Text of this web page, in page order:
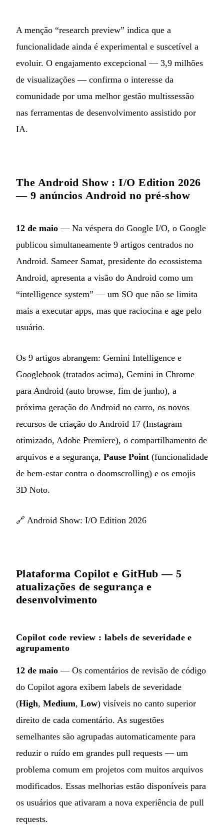
A menção “research preview” indica que a
funcionalidade ainda é experimental e suscetível a
evoluir. O engajamento excepcional — 3,9 milhões
de visualizações — confirma o interesse da
comunidade por uma melhor gestão multissessão
nas ferramentas de desenvolvimento assistido por
IA.
The Android Show : I/O Edition 2026
— 9 anúncios Android no pré-show
12 de maio — Na véspera do Google I/O, o Google
publicou simultaneamente 9 artigos centrados no
Android. Sameer Samat, presidente do ecossistema
Android, apresenta a visão do Android como um
“intelligence system” — um SO que não se limita
mais a executar apps, mas que raciocina e age pelo
usuário.
Os 9 artigos abrangem: Gemini Intelligence e
Googlebook (tratados acima), Gemini in Chrome
para Android (auto browse, fim de junho), a
próxima geração do Android no carro, os novos
recursos de criação do Android 17 (Instagram
otimizado, Adobe Premiere), o compartilhamento de
arquivos e a segurança, Pause Point (funcionalidade
de bem-estar contra o doomscrolling) e os emojis
3D Noto.
🔗 Android Show: I/O Edition 2026
Plataforma Copilot e GitHub — 5
atualizações de segurança e
desenvolvimento
Copilot code review : labels de severidade e
agrupamento
12 de maio — Os comentários de revisão de código
do Copilot agora exibem labels de severidade
(High, Medium, Low) visíveis no canto superior
direito de cada comentário. As sugestões
semelhantes são agrupadas automaticamente para
reduzir o ruído em grandes pull requests — um
problema comum em projetos com muitos arquivos
modificados. Essas melhorias estão disponíveis para
os usuários que ativaram a nova experiência de pull
requests.